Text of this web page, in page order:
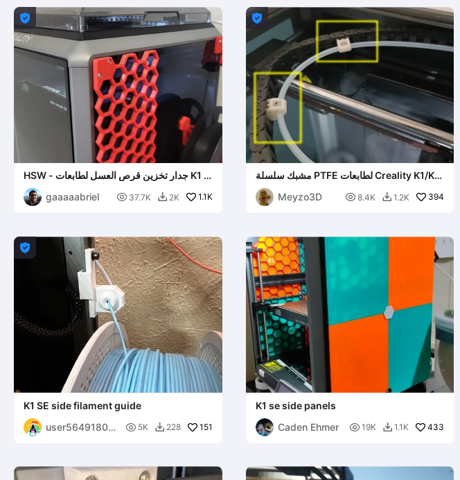

HSW - جدار تخزين قرص العسل لطابعات K1 و
gaaaaabriel
 37.7K  2K 1.1K

مشبك سلسلة PTFE لطابعات Creality K1/K1
Max/K1c/K1 SE
Meyzo3D
 8.4K  1.2K 394

K1 SE side filament guide
user56491803
 5K  228 151
K1 se side panels
Caden Ehmer
 19K  1.1K 433